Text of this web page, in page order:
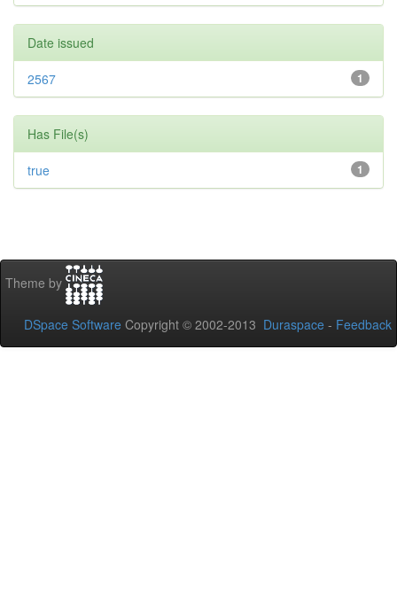
Date issued
1
2567
Has File(s)
1
true
Theme by
DSpace Software Copyright © 2002-2013 Duraspace - Feedback